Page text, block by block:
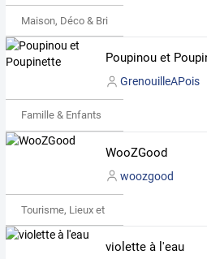
Maison, Déco & Bricolage
GrenouilleAPois
Famille & Enfants
WooZGood
woozgood
Tourisme, Lieux et Événements
violette à l'eau